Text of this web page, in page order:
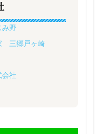
み野
三郷戸ヶ崎
会社